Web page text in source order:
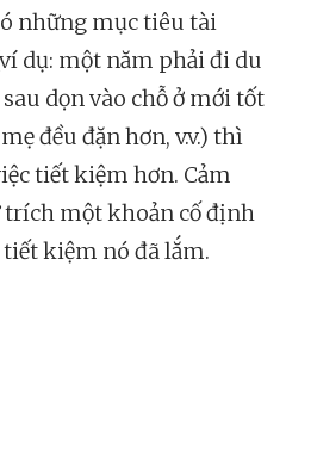
những mục tiêu tài
dụ: một năm phải đi du
dọn vào chỗ ở mới tốt
đều đặn hơn, v.v.) thì
tiết kiệm hơn. Cảm
trích một khoản cố định
kiệm nó đã lắm.